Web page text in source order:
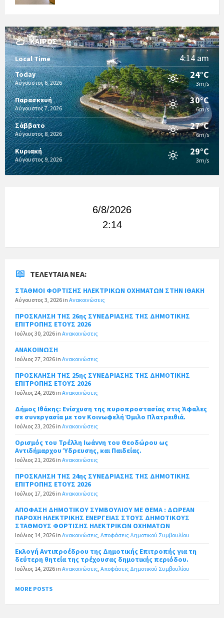
ΚΑΙΡΌΣ
Local Time 4:14 am
Today
Αύγουστος 6, 2026
24°C
3m/s
Παρασκευή
Αύγουστος 7, 2026
30°C
6m/s
Σάββατο
Αύγουστος 8, 2026
27°C
6m/s
Κυριακή
Αύγουστος 9, 2026
29°C
3m/s
6/8/2026
2:14
ΤΕΛΕΥΤΑΊΑ ΝΈΑ:
ΣΤΑΘΜΟΙ ΦΟΡΤΙΣΗΣ ΗΛΕΚΤΡΙΚΩΝ ΟΧΗΜΑΤΩΝ ΣΤΗΝ ΙΘΑΚΗ
Αύγουστος 3, 2026 in Ανακοινώσεις
ΠΡΟΣΚΛΗΣΗ ΤΗΣ 26ης ΣΥΝΕΔΡΙΑΣΗΣ ΤΗΣ ΔΗΜΟΤΙΚΗΣ
ΕΠΙΤΡΟΠΗΣ ΕΤΟΥΣ 2026
Ιούλιος 30, 2026 in Ανακοινώσεις
ΑΝΑΚΟΙΝΩΣΗ
Ιούλιος 27, 2026 in Ανακοινώσεις
ΠΡΟΣΚΛΗΣΗ ΤΗΣ 25ης ΣΥΝΕΔΡΙΑΣΗΣ ΤΗΣ ΔΗΜΟΤΙΚΗΣ
ΕΠΙΤΡΟΠΗΣ ΕΤΟΥΣ 2026
Ιούλιος 24, 2026 in Ανακοινώσεις
Δήμος Ιθάκης: Ενίσχυση της πυροπροστασίας στις Άφαλες
σε συνεργασία με τον Κοινωφελή Όμιλο Πλατρειθιά.
Ιούλιος 23, 2026 in Ανακοινώσεις
Ορισμός του Τρέλλη Ιωάννη του Θεοδώρου ως
Αντιδήμαρχου Ύδρευσης, και Παιδείας.
Ιούλιος 21, 2026 in Ανακοινώσεις
ΠΡΟΣΚΛΗΣΗ ΤΗΣ 24ης ΣΥΝΕΔΡΙΑΣΗΣ ΤΗΣ ΔΗΜΟΤΙΚΗΣ
ΕΠΙΤΡΟΠΗΣ ΕΤΟΥΣ 2026
Ιούλιος 17, 2026 in Ανακοινώσεις
ΑΠΟΦΑΣΗ ΔΗΜΟΤΙΚΟΥ ΣΥΜΒΟΥΛΙΟΥ ΜΕ ΘΕΜΑ : ΔΩΡΕΑΝ
ΠΑΡΟΧΗ ΗΛΕΚΤΡΙΚΗΣ ΕΝΕΡΓΕΙΑΣ ΣΤΟΥΣ ΔΗΜΟΤΙΚΟΥΣ
ΣΤΑΘΜΟΥΣ ΦΟΡΤΙΣΗΣ ΗΛΕΚΤΡΙΚΩΝ ΟΧΗΜΑΤΩΝ
Ιούλιος 14, 2026 in Ανακοινώσεις Αποφάσεις Δημοτικού Συμβουλίου
Εκλογή Αντιπροέδρου της Δημοτικής Επιτροπής για τη
δεύτερη θητεία της τρέχουσας δημοτικής περιόδου.
Ιούλιος 14, 2026 in Ανακοινώσεις Αποφάσεις Δημοτικού Συμβουλίου
MORE POSTS